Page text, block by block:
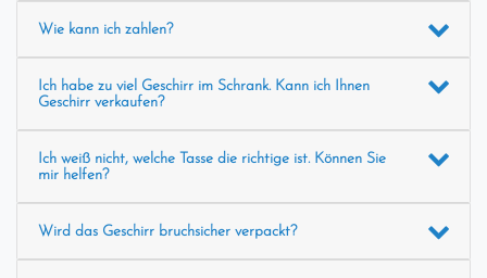
Wie kann ich zahlen?
Ich habe zu viel Geschirr im Schrank. Kann ich Ihnen
Geschirr verkaufen?
Ich weiß nicht, welche Tasse die richtige ist. Können Sie
mir helfen?
Wird das Geschirr bruchsicher verpackt?